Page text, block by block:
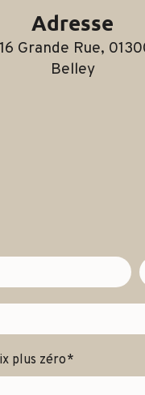
Adresse
Belley
plus zéro